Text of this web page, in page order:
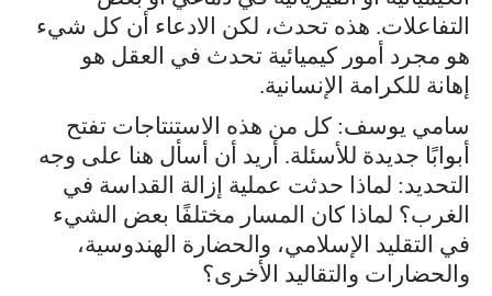
التفاعلات. هذه تحدث، لكن الادعاء أن كل شيء
هو مجرد أمور كيميائية تحدث في العقل هو
إهانة للكرامة الإنسانية.
سامي يوسف: كل من هذه الاستنتاجات تفتح
أبوابًا جديدة للأسئلة. أريد أن أسأل هنا على وجه
التحديد: لماذا حدثت عملية إزالة القداسة في
الغرب؟ لماذا كان المسار مختلفًا بعض الشيء
في التقليد الإسلامي، والحضارة الهندوسية،
والحضارات والتقاليد الأخرى؟